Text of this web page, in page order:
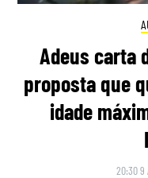
Adeus carta
proposta que
idade
20:30 9